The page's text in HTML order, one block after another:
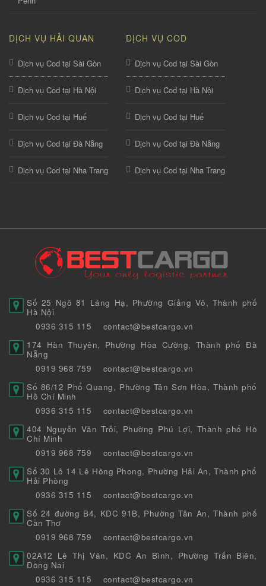
DỊCH VỤ HẢI QUAN
Dịch vụ Cod tại Sài Gòn
Dịch vụ Cod tại Hà Nội
Dịch vụ Cod tại Huế
Dịch vụ Cod tại Đà Nẵng
Dịch vụ Cod tại Nha Trang
DỊCH VỤ COD
Dịch vụ Cod tại Sài Gòn
Dịch vụ Cod tại Hà Nội
Dịch vụ Cod tại Huế
Dịch vụ Cod tại Đà Nẵng
Dịch vụ Cod tại Nha Trang
Số 25 Ngõ 81 Láng Hạ, Phường Giảng Võ, Thành phố
Hà Nội
0936 315 115
contact@bestcargo.vn
174 Hàn Thuyên, Phường Hòa Cường, Thành phố Đà
Nẵng
0919 968 759
contact@bestcargo.vn
Số 86/12 Phổ Quang, Phường Tân Sơn Hòa, Thành phố
Hồ Chí Minh
0936 315 115
contact@bestcargo.vn
404 Nguyễn Văn Trỗi, Phường Phú Lợi, Thành phố Hồ
Chí Minh
0919 968 759
contact@bestcargo.vn
Số 30 Lô 14 Lê Hồng Phong, Phường Hải An, Thành phố
Hải Phòng
0936 315 115
contact@bestcargo.vn
Số 24 đường B4, KDC 91B, Phường Tân An, Thành phố
Cần Thơ
0919 968 759
contact@bestcargo.vn
02A12 Lê Thị Vân, KDC An Bình, Phường Trấn Biên,
Đồng Nai
0936 315 115
contact@bestcargo.vn